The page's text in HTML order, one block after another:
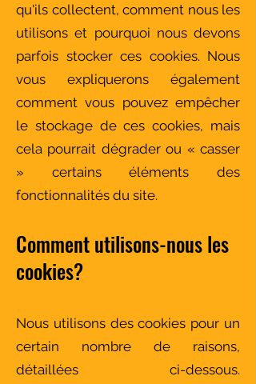
qu'ils collectent, comment nous les
utilisons et pourquoi nous devons
parfois stocker ces cookies. Nous
vous expliquerons également
comment vous pouvez empêcher
le stockage de ces cookies, mais
cela pourrait dégrader ou « casser
» certains éléments des
fonctionnalités du site.
Comment utilisons-nous les
cookies?
Nous utilisons des cookies pour un
certain nombre de raisons,
détaillées ci-dessous.